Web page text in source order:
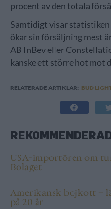
procent av den totala
Samtidigt visar
ökar sin försäljning mest
AB InBev eller
kanske ett större hot mot
RELATERADE ARTIKLAR: BUD
USA-importören om
Bolaget
Amerikansk bojkott –
på 20 år